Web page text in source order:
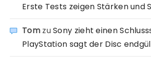
Erste Tests zeigen Stärken und
TomzuSony zieht einen
PlayStation sagt der Disc